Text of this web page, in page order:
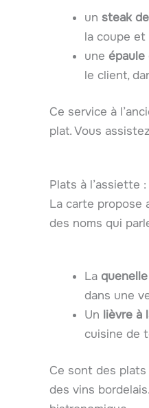
un steak
la coupe et
une
le client,
Ce service à
plat. Vous
Plats à l’assiette
La carte propose
des noms qui
La
dans une
Un lièvre à
cuisine de
Ce sont des plats
des vins